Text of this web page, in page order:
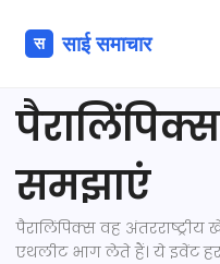
समझाएं
पैरालिंपिक्स वह
एथलीट भाग लेते हैं। ये इवेंट